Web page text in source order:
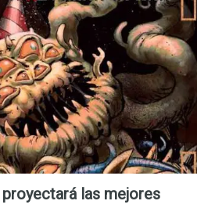
proyectará las mejores